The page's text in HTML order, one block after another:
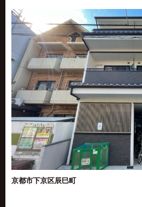
京都市下京区辰巳町